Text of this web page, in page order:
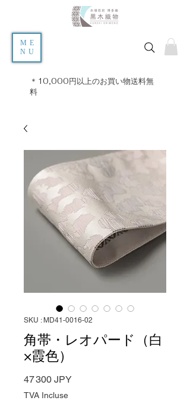
ME
NU
＊10,000円以上のお買い物送料無
料
SKU : MD41-0016-02
角帯・レオパード（白
×霞色）
47 300 JPYPrix
TVA Incluse